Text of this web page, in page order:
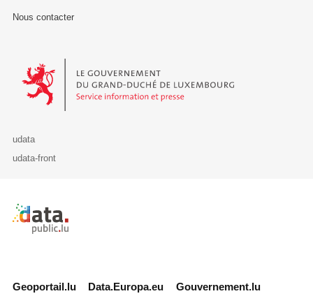
Nous contacter
Le Gouvernement du Grand-Duché de Luxembourg - Service
udata
udata-front
Retour à l'accueil de data.public.lu
Geoportail.lu Data.Europa.eu Gouvernement.lu